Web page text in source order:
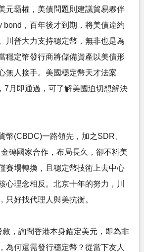
元霸權，美債問題則建議貿易夥伴
bond，百年後才到期，將美債違約
川普大力支持穩定幣，無非也是為
穩定幣發行商將儲備資產以美債形
無人接手。美國穩定幣天才法案
7月即通過，可了解美國迫切想解決
幣(CBDC)一路領先，加之SDR、
磚國家合作，布局長久，卻不料美
賽場轉換，且穩定幣技術上去中心
心理念相反。北京十年的努力，川
只好找代理人與美抗衡。
，詢問香港本身錨定美元，即為非
為何還需發行穩定幣？從當下友人